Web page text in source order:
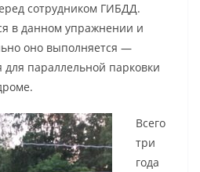
сотрудником ГИБДД.
в данном упражнении и
оно выполняется —
для параллельной парковки
Всего
три
года